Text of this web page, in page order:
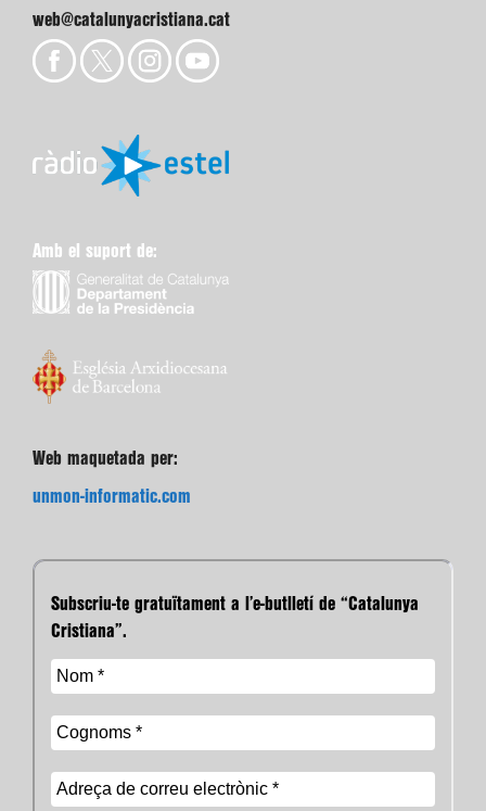
web@catalunyacristiana.cat
Amb el suport de:
Web maquetada per:
unmon-informatic.com
Subscriu-te gratuïtament a l’e-butlletí de “Catalunya
Cristiana”.